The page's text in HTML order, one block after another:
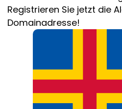
Registrieren Sie jetzt die
Domainadresse!